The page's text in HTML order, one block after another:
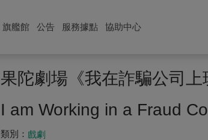
旗艦館 公告 服務據點 協助中心
果陀劇場《我在詐騙公司
I am Working in a Fraud
類別： 戲劇